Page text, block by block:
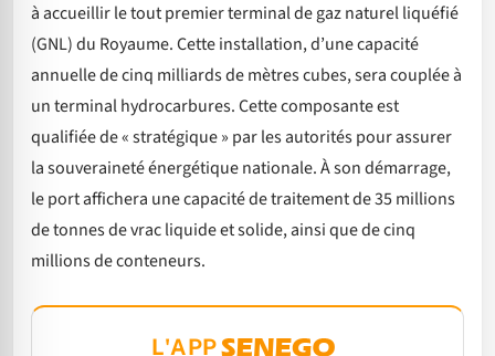
à accueillir le tout premier terminal de gaz naturel liquéfié
(GNL) du Royaume. Cette installation, d’une capacité
annuelle de cinq milliards de mètres cubes, sera couplée à
un terminal hydrocarbures. Cette composante est
qualifiée de « stratégique » par les autorités pour assurer
la souveraineté énergétique nationale. À son démarrage,
le port affichera une capacité de traitement de 35 millions
de tonnes de vrac liquide et solide, ainsi que de cinq
millions de conteneurs.
L'APP